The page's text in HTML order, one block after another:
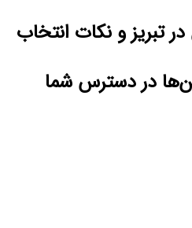
تبریز و نکات انتخاب
در دسترس شما